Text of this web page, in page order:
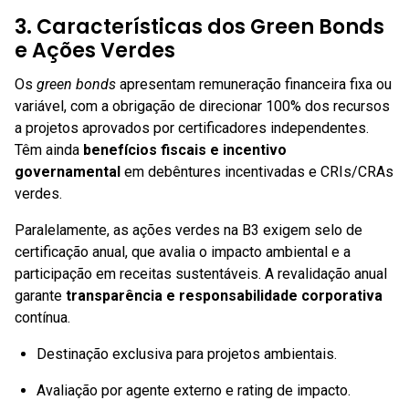
3. Características dos Green Bonds
e Ações Verdes
Os green bonds apresentam remuneração financeira fixa ou
variável, com a obrigação de direcionar 100% dos recursos
a projetos aprovados por certificadores independentes.
Têm ainda benefícios fiscais e incentivo
governamental em debêntures incentivadas e CRIs/CRAs
verdes.
Paralelamente, as ações verdes na B3 exigem selo de
certificação anual, que avalia o impacto ambiental e a
participação em receitas sustentáveis. A revalidação anual
garante transparência e responsabilidade corporativa
contínua.
Destinação exclusiva para projetos ambientais.
Avaliação por agente externo e rating de impacto.